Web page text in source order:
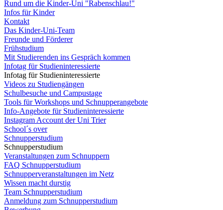
Rund um die Kinder-Uni "Rabenschlau!"
Infos für Kinder
Kontakt
Das Kinder-Uni-Team
Freunde und Förderer
Frühstudium
Mit Studierenden ins Gespräch kommen
Infotag für Studieninteressierte
Infotag für Studieninteressierte
Videos zu Studiengängen
Schulbesuche und Campustage
Tools für Workshops und Schnupperangebote
Info-Angebote für Studieninteressierte
Instagram Account der Uni Trier
School´s over
Schnupperstudium
Schnupperstudium
Veranstaltungen zum Schnuppern
FAQ Schnupperstudium
Schnupperveranstaltungen im Netz
Wissen macht durstig
Team Schnupperstudium
Anmeldung zum Schnupperstudium